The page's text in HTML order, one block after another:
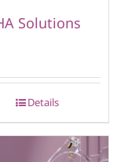
Solutions
Details